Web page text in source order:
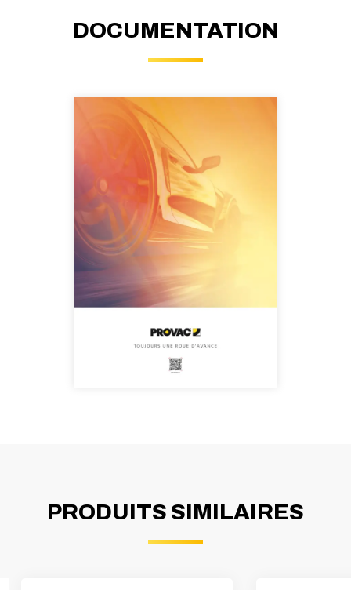
DOCUMENTATION
PRODUITS SIMILAIRES